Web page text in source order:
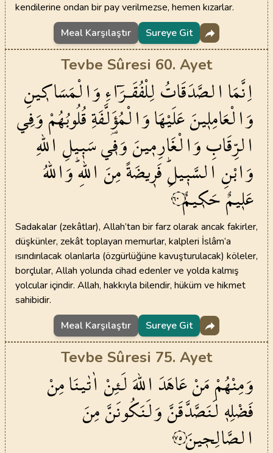
kendilerine ondan bir pay verilmezse, hemen kızarlar.
Meal Karşılaştır
Sureye Git
Tevbe Sûresi 60. Ayet
اِنَّمَاالصَّدَقَاتُلِلْفُقَـرَٓاءِوَالْمَسَاك۪ينِ
وَالْعَامِل۪ينَعَلَيْهَاوَالْمُؤَ۬لَّفَةِقُلُوبُهُمْوَفِي
الرِّقَابِوَالْغَارِم۪ينَوَف۪يسَب۪يلِ اللّٰهِ
وَابْنِالسَّب۪يلِۜفَر۪يضَةًمِنَ اللّٰهِۜوَاللّٰهُ
عَل۪يمٌحَك۪يمٌ٦٠
Sadakalar (zekâtlar), Allah’tan bir farz olarak ancak fakirler,
düşkünler, zekât toplayan memurlar, kalpleri İslâm’a
ısındırılacak olanlarla (özgürlüğüne kavuşturulacak) köleler,
borçlular, Allah yolunda cihad edenler ve yolda kalmış
yolcular içindir. Allah, hakkıyla bilendir, hüküm ve hikmet
sahibidir.
Meal Karşılaştır
Sureye Git
Tevbe Sûresi 75. Ayet
وَمِنْهُمْمَنْعَاهَدَ اللّٰهَلَئِنْ اٰتٰينَامِنْ
فَضْلِه۪لَنَصَّدَّقَنَّوَلَنَكُونَنَّمِنَ
الصَّالِح۪ينَ٧٥